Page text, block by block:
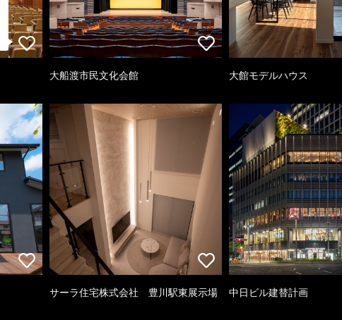
大船渡市民文化会館 大館モデルハウス
サーラ住宅株式会社 豊川駅東展示場 中日ビル建替計画